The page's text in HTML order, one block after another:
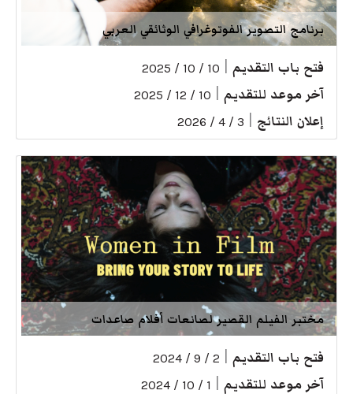
برنامج التصوير الفوتوغرافي الوثائقي العربي
فتح باب التقديم 10 / 10 / 2025
آخر موعد للتقديم 10 / 12 / 2025
إعلان النتائج 3 / 4 / 2026
مختبر الفيلم القصير لصانعات أفلام صاعدات
فتح باب التقديم 2 / 9 / 2024
آخر موعد للتقديم 1 / 10 / 2024